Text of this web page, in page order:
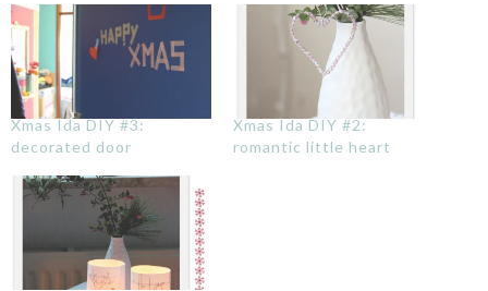
Xmas Ida DIY #3:
decorated door
Xmas Ida DIY #2:
romantic little heart